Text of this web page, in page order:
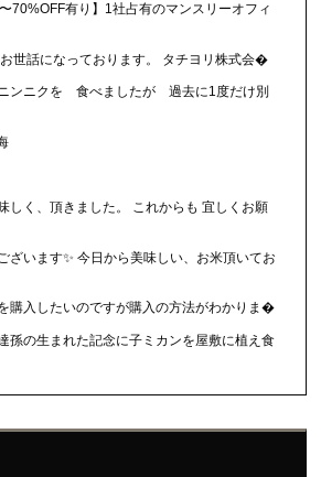
70%OFF有り】1社占有のマンスリーオフィ
世話になっております。 タチヨリ株式会�
ンニクを 食べましたが 過去に1度だけ別
しく、頂きました。 これからも 宜しくお願
ざいます✨ 今日から美味しい、お米頂いてお
購入したいのですが購入の方法がわかりま�
孫の生まれた記念に子ミカンを屋敷に植え食